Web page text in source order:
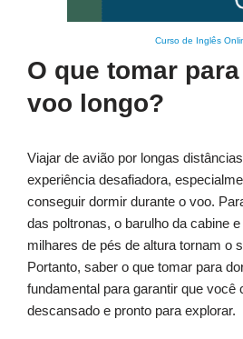
Curso de Inglês
O que tomar
voo longo?
Viajar de avião por longas
experiência desafiadora,
conseguir dormir durante o voo.
das poltronas, o barulho da cabine
milhares de pés de altura tornam o
Portanto, saber o que tomar para
fundamental para garantir que você
descansado e pronto para explorar.